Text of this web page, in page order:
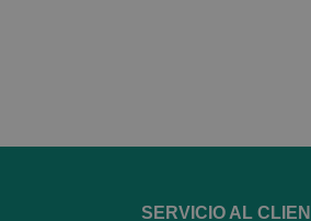
SERVICIO AL